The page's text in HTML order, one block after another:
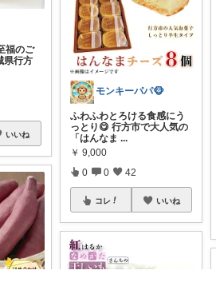
福のご
県行方
いいね
モンキーパパ🐵
​ふわふわとろける食感にう
っとり😋 行方市で大人気の
「はんなま ...
￥ 9,000
0 0 42
コレ いいね